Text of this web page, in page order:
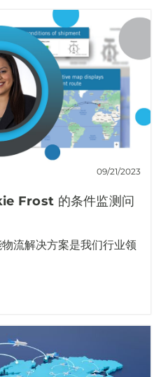
09/21/2023
Frost 的条件监测问
流解决方案是我们行业领